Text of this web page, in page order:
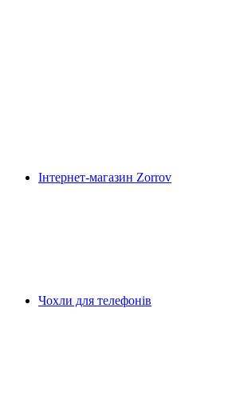
Інтернет-магазин Zorrov
Чохли для телефонів